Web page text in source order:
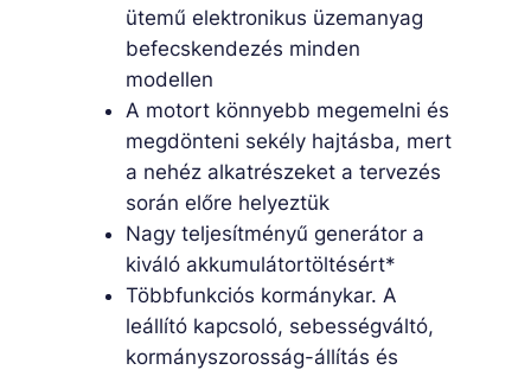
ütemű elektronikus üzemanyag
befecskendezés minden
modellen
A motort könnyebb megemelni és
megdönteni sekély hajtásba, mert
a nehéz alkatrészeket a tervezés
során előre helyeztük
Nagy teljesítményű generátor a
kiváló akkumulátortöltésért*
Többfunkciós kormánykar. A
leállító kapcsoló, sebességváltó,
kormányszorosság-állítás és